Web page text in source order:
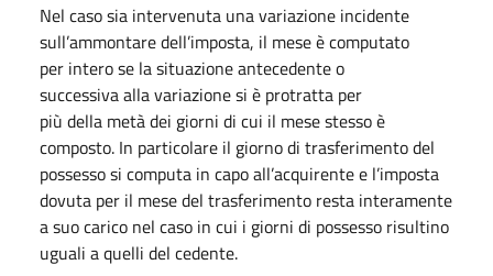
Nel caso sia intervenuta una variazione incidente
sull’ammontare dell’imposta, il mese è computato
per intero se la situazione antecedente o
successiva alla variazione si è protratta per
più della metà dei giorni di cui il mese stesso è
composto. In particolare il giorno di trasferimento del
possesso si computa in capo all’acquirente e l’imposta
dovuta per il mese del trasferimento resta interamente
a suo carico nel caso in cui i giorni di possesso risultino
uguali a quelli del cedente.